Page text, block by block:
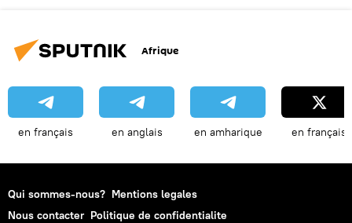
Afrique
en français en anglais en amharique en français
Qui sommes-nous? Mentions legales
Nous contacter Politique de confidentialite